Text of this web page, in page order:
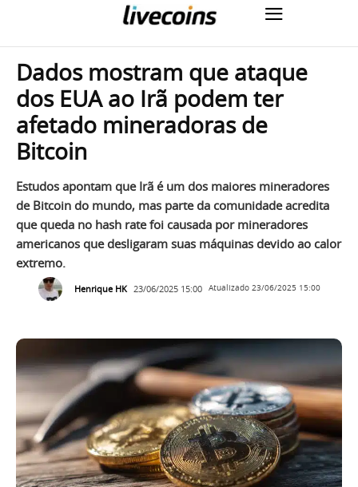
Dados mostram que ataque
dos EUA ao Irã podem ter
afetado mineradoras de
Bitcoin
Estudos apontam que Irã é um dos maiores mineradores
de Bitcoin do mundo, mas parte da comunidade acredita
que queda no hash rate foi causada por mineradores
americanos que desligaram suas máquinas devido ao calor
extremo.
Henrique HK 23/06/2025 15:00 Atualizado 23/06/2025 15:00